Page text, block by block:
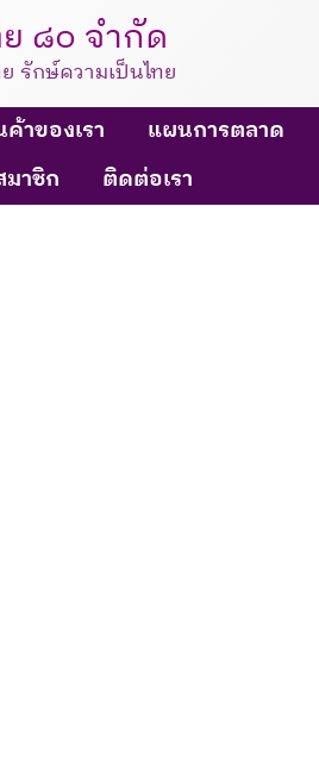
๘๐ จำกัด
รักษ์ความเป็นไทย
าของเรา
แผนการตลาด
าชิก ติดต่อเรา